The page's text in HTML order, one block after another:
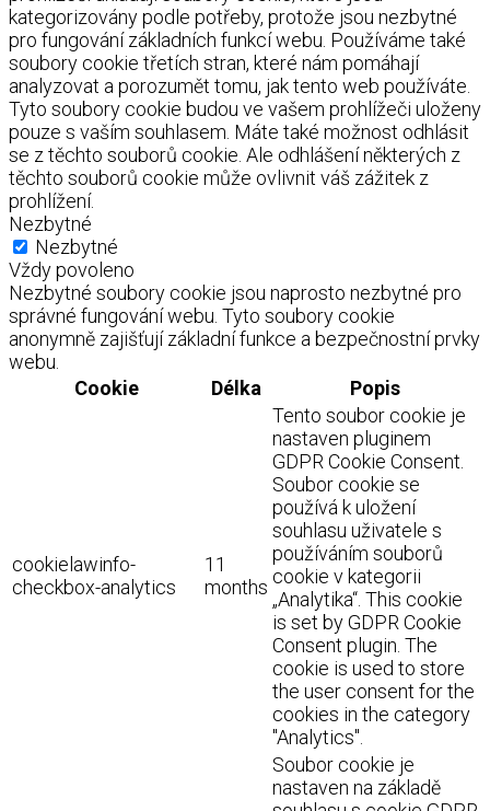
kategorizovány podle potřeby, protože jsou nezbytné
pro fungování základních funkcí webu. Používáme také
soubory cookie třetích stran, které nám pomáhají
analyzovat a porozumět tomu, jak tento web používáte.
Tyto soubory cookie budou ve vašem prohlížeči uloženy
pouze s vaším souhlasem. Máte také možnost odhlásit
se z těchto souborů cookie. Ale odhlášení některých z
těchto souborů cookie může ovlivnit váš zážitek z
prohlížení.
Nezbytné
Nezbytné
Vždy povoleno
Nezbytné soubory cookie jsou naprosto nezbytné pro
správné fungování webu. Tyto soubory cookie
anonymně zajišťují základní funkce a bezpečnostní prvky
webu.
Cookie
Délka Popis
cookielawinfo-
checkbox-analytics
11
months
Tento soubor cookie je
nastaven pluginem
GDPR Cookie Consent.
Soubor cookie se
používá k uložení
souhlasu uživatele s
používáním souborů
cookie v kategorii
„Analytika“. This cookie
is set by GDPR Cookie
Consent plugin. The
cookie is used to store
the user consent for the
cookies in the category
"Analytics".
Soubor cookie je
nastaven na základě